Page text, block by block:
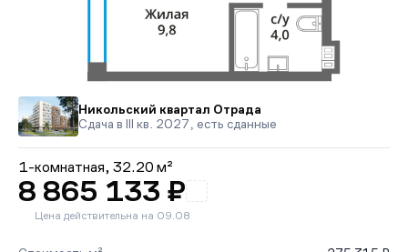
Никольский квартал Отрада
Сдача в III кв. 2027, есть сданные
1-комнатная, 32.20 м²
8 865 133 ₽
Цена действительна на 09.08